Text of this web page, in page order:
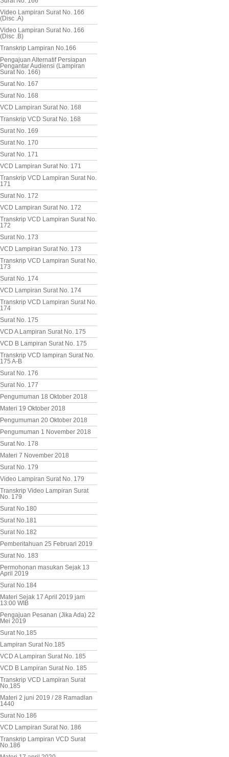
Video Lampiran Surat No. 166
(Disc .A)
Video Lampiran Surat No. 166
(Disc .B)
Transkrip Lampiran No.166
Pengajuan Alternatif Persiapan
Pengantar Audiensi (Lampiran
Surat No. 166)
Surat No. 167
Surat No. 168
VCD Lampiran Surat No. 168
Transkrip VCD Surat No. 168
Surat No. 169
Surat No. 170
Surat No. 171
VCD Lampiran Surat No. 171
Transkrip VCD Lampiran Surat No.
171
Surat No. 172
VCD Lampiran Surat No. 172
Transkrip VCD Lampiran Surat No.
172
Surat No. 173
VCD Lampiran Surat No. 173
Transkrip VCD Lampiran Surat No.
173
Surat No. 174
VCD Lampiran Surat No. 174
Transkrip VCD Lampiran Surat No.
174
Surat No. 175
VCD A Lampiran Surat No. 175
VCD B Lampiran Surat No. 175
Transkrip VCD lampiran Surat No.
175 A-B
Surat No. 176
Surat No. 177
Pengumuman 18 Oktober 2018
Materi 19 Oktober 2018
Pengumuman 20 Oktober 2018
Pengumuman 1 November 2018
Surat No. 178
Materi 7 November 2018
Surat No. 179
Video Lampiran Surat No. 179
Transkrip Video Lampiran Surat
No. 179
Surat No.180
Surat No.181
Surat No.182
Pemberitahuan 25 Februari 2019
Surat No. 183
Permohonan masukan Sejak 13
April 2019
Surat No.184
Materi Sejak 17 April 2019 jam
13:00 WIB
Pengajuan Pesanan (Jika Ada) 22
Mei 2019
Surat No.185
Lampiran Surat No.185
VCD A Lampiran Surat No. 185
VCD B Lampiran Surat No. 185
Transkrip VCD Lampiran Surat
No.185
Materi 2 juni 2019 / 28 Ramadlan
1440
Surat No.186
VCD Lampiran Surat No. 186
Transkrip Lampiran VCD Surat
No.186